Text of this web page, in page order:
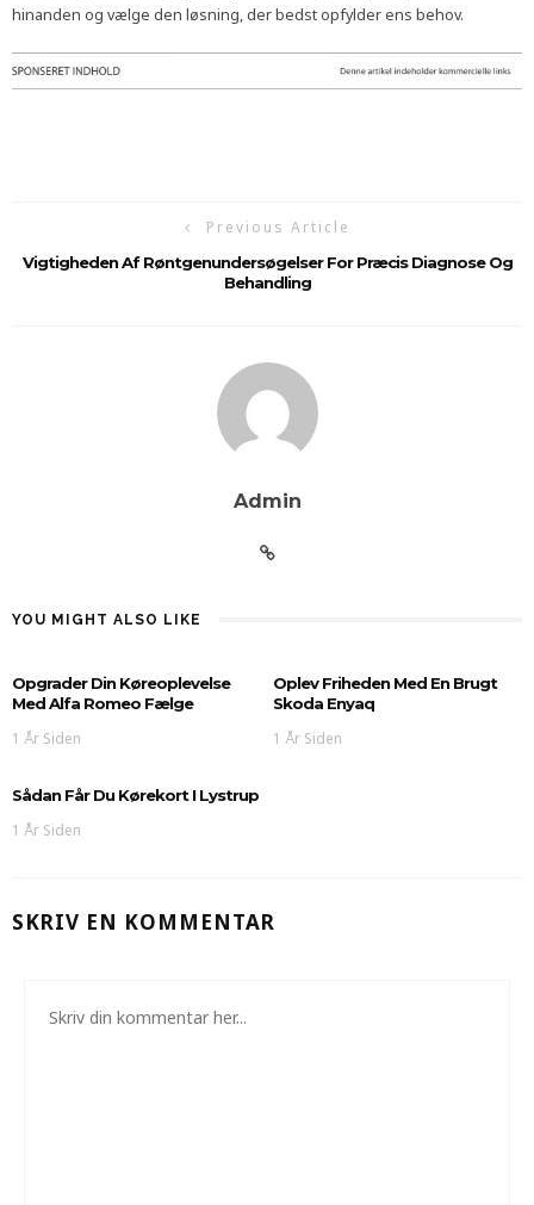
hinanden og vælge den løsning, der bedst opfylder ens behov.
Previous Article
Vigtigheden Af Røntgenundersøgelser For Præcis Diagnose Og
Behandling
Admin
YOU MIGHT ALSO LIKE
Opgrader Din Køreoplevelse
Med Alfa Romeo Fælge
1 År Siden
Oplev Friheden Med En Brugt
Skoda Enyaq
1 År Siden
Sådan Får Du Kørekort I Lystrup
1 År Siden
SKRIV EN KOMMENTAR